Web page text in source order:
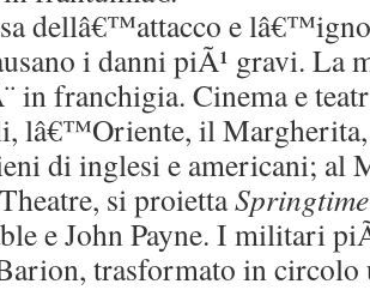
dellâ€™attacco e
i danni piÃ¹ gravi. La
in franchigia. Cinema e
lâ€™Oriente, il
di inglesi e americani; al
si proietta
e John Payne. I militari
trasformato in